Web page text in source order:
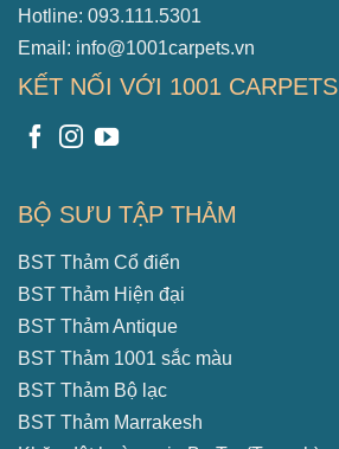
Hotline: 093.111.5301
Email: info@1001carpets.vn
KẾT NỐI VỚI 1001 CARPETS
BỘ SƯU TẬP THẢM
BST Thảm Cổ điển
BST Thảm Hiện đại
BST Thảm Antique
BST Thảm 1001 sắc màu
BST Thảm Bộ lạc
BST Thảm Marrakesh